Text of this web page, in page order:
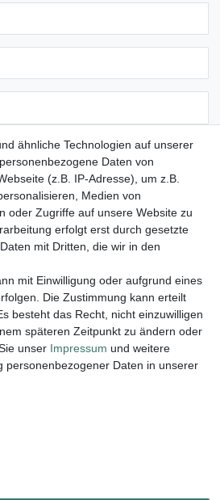
Registrieren
AGB
ähnliche Technologien auf unserer
Daten von
(z.B. IP-Adresse), um z.B.
Medien von
oder Zugriffe auf unsere Website zu
erfolgt erst durch gesetzte
mit Dritten, die wir in den
mit Einwilligung oder aufgrund eines
Die Zustimmung kann erteilt
besteht das Recht, nicht einzuwilligen
späteren Zeitpunkt zu ändern oder
unser Impressum und weitere
personenbezogener Daten in unserer